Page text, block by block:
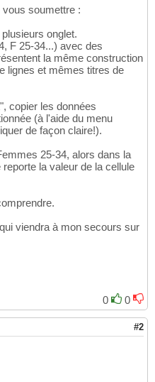
vous soumettre :
onglet.
F 25-34...) avec des
la même construction
lignes et mêmes titres de
copier les données
(à l'aide du menu
de façon claire!).
25-34, alors dans la
la valeur de la cellule
viendra à mon secours sur
0
0
#2